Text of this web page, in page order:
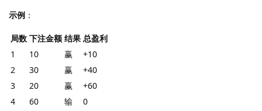
示例 ：
局数 下注金额 结果 总盈利
1
10 赢
+10
2
30 赢
+40
3
20 赢
+60
4
60 输
0